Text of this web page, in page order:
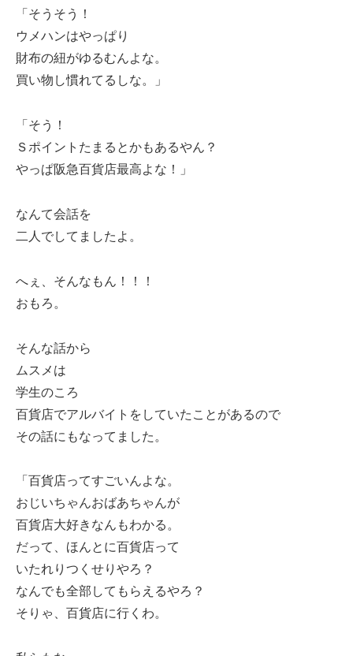
「そうそう！
ウメハンはやっぱり
財布の紐がゆるむんよな。
買い物し慣れてるしな。」
「そう！
Ｓポイントたまるとかもあるやん？
やっぱ阪急百貨店最高よな！」
なんて会話を
二人でしてましたよ。
へぇ、そんなもん！！！
おもろ。
そんな話から
ムスメは
学生のころ
百貨店でアルバイトをしていたことがあるので
その話にもなってました。
「百貨店ってすごいんよな。
おじいちゃんおばあちゃんが
百貨店大好きなんもわかる。
だって、ほんとに百貨店って
いたれりつくせりやろ？
なんでも全部してもらえるやろ？
そりゃ、百貨店に行くわ。